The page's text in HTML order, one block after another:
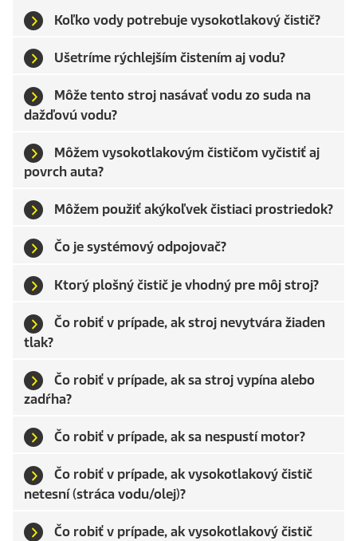
Koľko vody potrebuje vysokotlakový čistič?
Ušetríme rýchlejším čistením aj vodu?
Môže tento stroj nasávať vodu zo suda na
dažďovú vodu?
Môžem vysokotlakovým čističom vyčistiť aj
povrch auta?
Môžem použiť akýkoľvek čistiaci prostriedok?
Čo je systémový odpojovač?
Ktorý plošný čistič je vhodný pre môj stroj?
Čo robiť v prípade, ak stroj nevytvára žiaden
tlak?
Čo robiť v prípade, ak sa stroj vypína alebo
zadŕha?
Čo robiť v prípade, ak sa nespustí motor?
Čo robiť v prípade, ak vysokotlakový čistič
netesní (stráca vodu/olej)?
Čo robiť v prípade, ak vysokotlakový čistič